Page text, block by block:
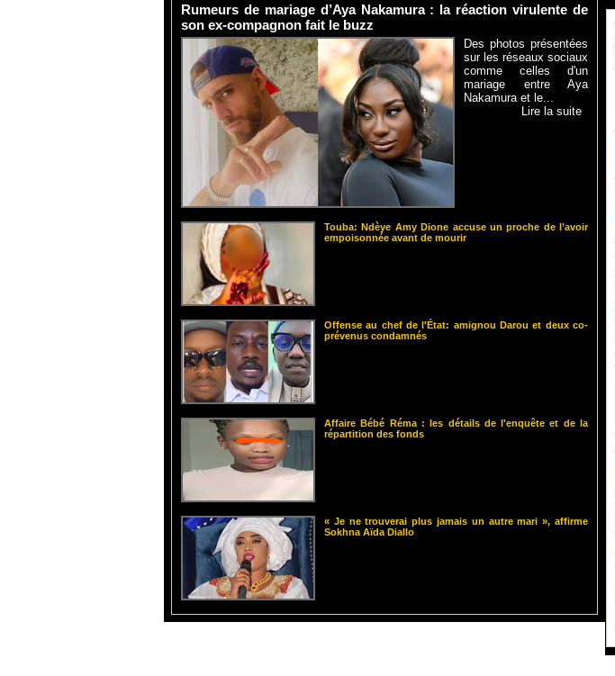
Rumeurs de mariage d’Aya Nakamura : la réaction virulente de
son ex-compagnon fait le buzz
Des photos présentées
sur les réseaux sociaux
comme celles d'un
mariage entre Aya
Nakamura et le...
Lire la suite
Touba: Ndèye Amy Dione accuse un proche de l’avoir
empoisonnée avant de mourir
Offense au chef de l'État: amignou Darou et deux co-
prévenus condamnés
Affaire Bébé Réma : les détails de l'enquête et de la
répartition des fonds
« Je ne trouverai plus jamais un autre mari », affirme
Sokhna Aïda Diallo